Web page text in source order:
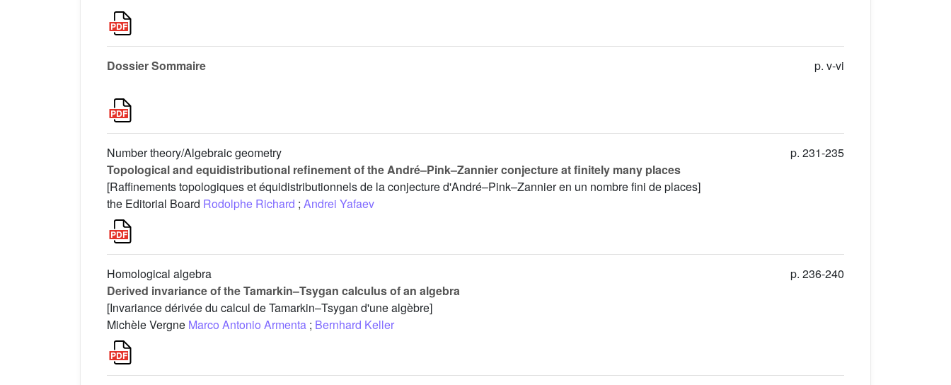
Dossier Sommaire p. v-vi
Number theory/Algebraic geometry
Topological and equidistributional refinement of the André–Pink–Zannier conjecture at finitely many places
[Raffinements topologiques et équidistributionnels de la conjecture d'André–Pink–Zannier en un nombre fini de places]
the Editorial Board Rodolphe Richard ; Andrei Yafaev
p. 231-235
Homological algebra
Derived invariance of the Tamarkin–Tsygan calculus of an algebra
[Invariance dérivée du calcul de Tamarkin–Tsygan d'une algèbre]
Michèle Vergne Marco Antonio Armenta ; Bernhard Keller
p. 236-240